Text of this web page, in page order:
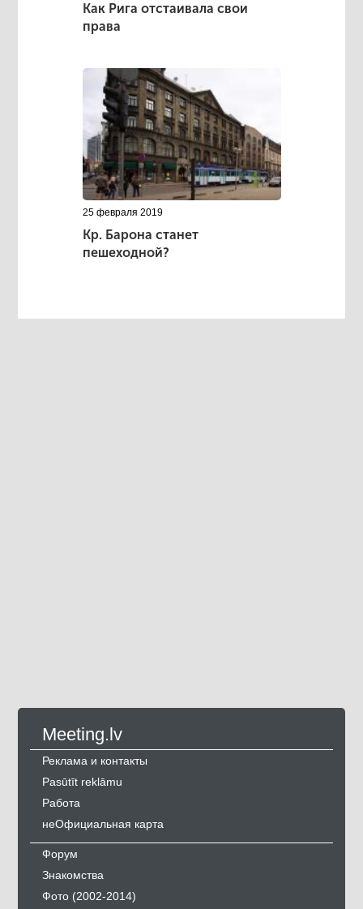
Как Рига отстаивала свои
права
25 февраля 2019
Кр. Барона станет
пешеходной?
Meeting.lv
Реклама и контакты
Pasūtīt reklāmu
Работа
неОфициальная карта
Форум
Знакомства
Фото (2002-2014)